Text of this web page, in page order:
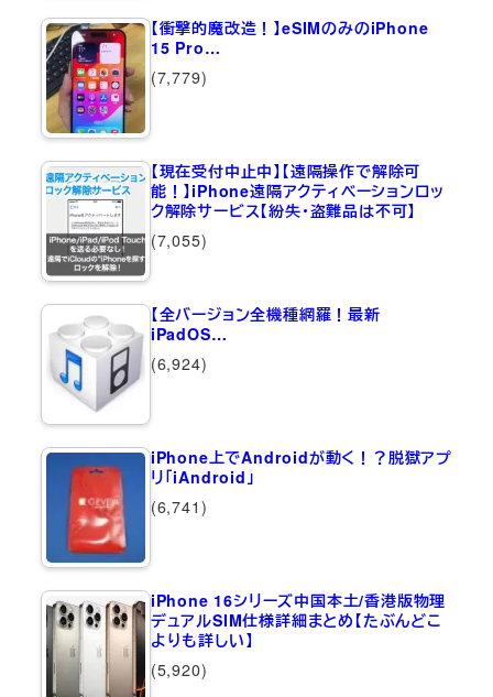
【衝撃的魔改造！】eSIMのみのiPhone
15 Pro…
(7,779)
【現在受付中止中】【遠隔操作で解除可
能！】iPhone遠隔アクティベーションロッ
ク解除サービス【紛失・盗難品は不可】
(7,055)
【全バージョン全機種網羅！最新
iPadOS…
(6,924)
iPhone上でAndroidが動く！？脱獄アプ
リ「iAndroid」
(6,741)
iPhone 16シリーズ中国本土/香港版物理
デュアルSIM仕様詳細まとめ【たぶんどこ
よりも詳しい】
(5,920)